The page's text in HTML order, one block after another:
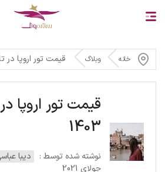
خانه وبلاگ قیمت تور اروپا در
قیمت تور اروپا
1403
نوشته شده توسط : دیبا
جولای 2021